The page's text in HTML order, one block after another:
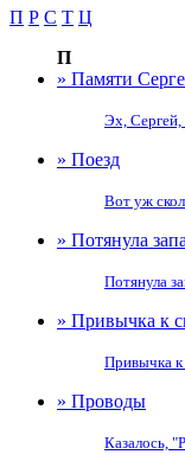
П Р С Т Ц
П
» Памяти
Эх, Сергей,
» Поезд
Вот уж
» Потянула
Потянула
» Привычка к
Привычка к
» Проводы
Казалось,